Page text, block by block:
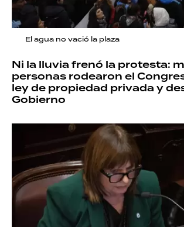
El agua no vació la plaza
Ni la lluvia frenó la protesta:
personas rodearon el
ley de propiedad privada y
Gobierno